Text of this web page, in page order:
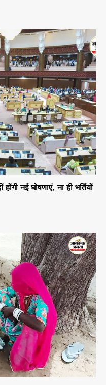
नई घोषणाएं, ना ही भर्तियों